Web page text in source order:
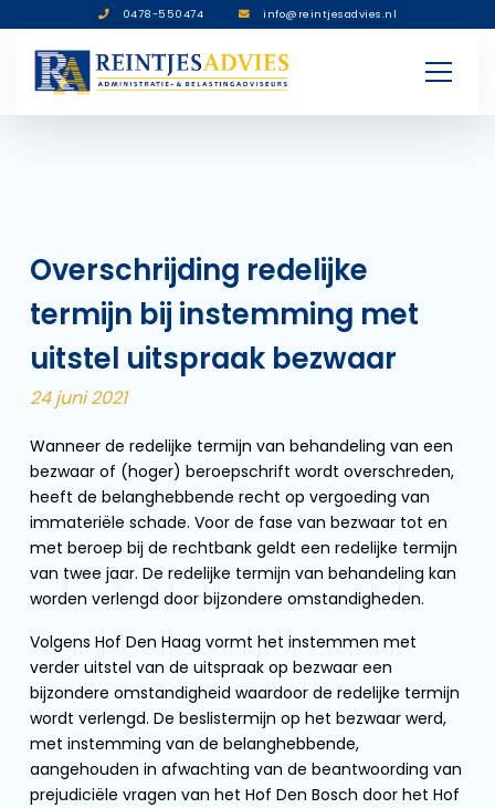
0478-550474 info@reintjesadvies.nl
Overschrijding redelijke
termijn bij instemming met
uitstel uitspraak bezwaar
24 juni 2021
Wanneer de redelijke termijn van behandeling van een
bezwaar of (hoger) beroepschrift wordt overschreden,
heeft de belanghebbende recht op vergoeding van
immateriële schade. Voor de fase van bezwaar tot en
met beroep bij de rechtbank geldt een redelijke termijn
van twee jaar. De redelijke termijn van behandeling kan
worden verlengd door bijzondere omstandigheden.
Volgens Hof Den Haag vormt het instemmen met
verder uitstel van de uitspraak op bezwaar een
bijzondere omstandigheid waardoor de redelijke termijn
wordt verlengd. De beslistermijn op het bezwaar werd,
met instemming van de belanghebbende,
aangehouden in afwachting van de beantwoording van
prejudiciële vragen van het Hof Den Bosch door het Hof